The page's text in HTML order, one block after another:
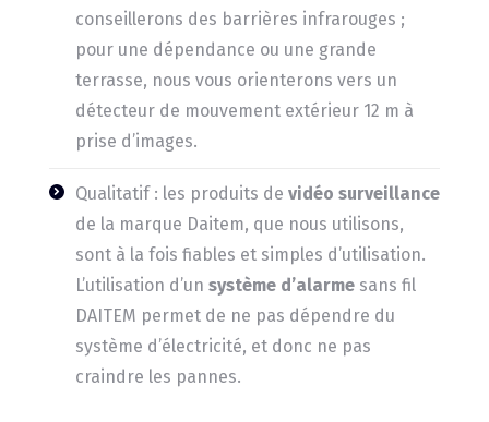
conseillerons des barrières infrarouges ;
pour une dépendance ou une grande
terrasse, nous vous orienterons vers un
détecteur de mouvement extérieur 12 m à
prise d’images.
Qualitatif : les produits de vidéo surveillance
de la marque Daitem, que nous utilisons,
sont à la fois fiables et simples d’utilisation.
L’utilisation d’un système d’alarmesans fil
DAITEM permet de ne pas dépendre du
système d’électricité, et donc ne pas
craindre les pannes.